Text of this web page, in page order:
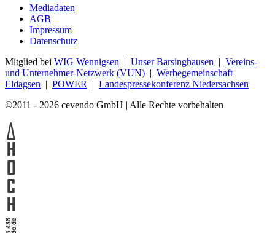
Mediadaten
AGB
Impressum
Datenschutz
Mitglied bei WIG Wennigsen | Unser Barsinghausen | Vereins-
und Unternehmer-Netzwerk (VUN) | Werbegemeinschaft
Eldagsen | POWER | Landespressekonferenz Niedersachsen
©2011 - 2026 cevendo GmbH | Alle Rechte vorbehalten